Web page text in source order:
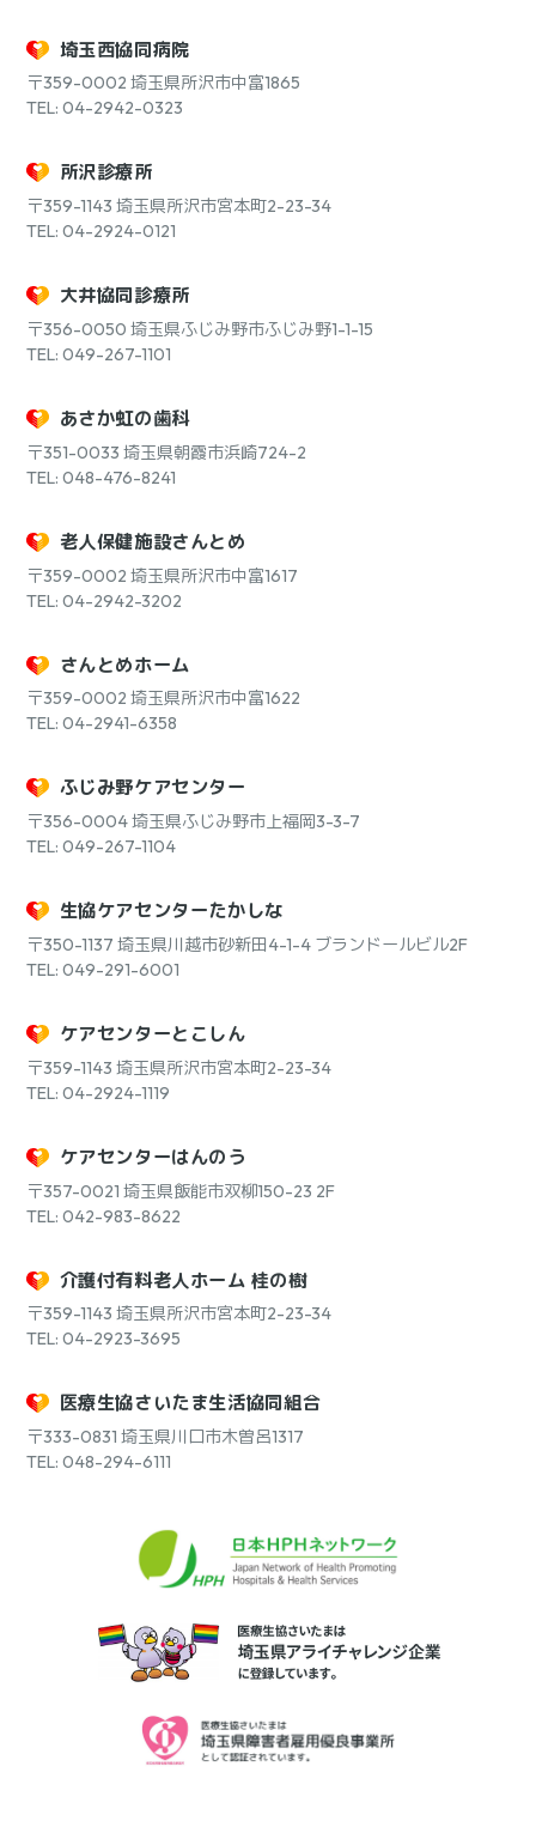
埼玉西協同病院
〒359-0002 埼玉県所沢市中富1865
TEL: 04-2942-0323
所沢診療所
〒359-1143 埼玉県所沢市宮本町2-23-34
TEL: 04-2924-0121
大井協同診療所
〒356-0050 埼玉県ふじみ野市ふじみ野1-1-15
TEL: 049-267-1101
あさか虹の歯科
〒351-0033 埼玉県朝霞市浜崎724-2
TEL: 048-476-8241
老人保健施設さんとめ
〒359-0002 埼玉県所沢市中富1617
TEL: 04-2942-3202
さんとめホーム
〒359-0002 埼玉県所沢市中富1622
TEL: 04-2941-6358
ふじみ野ケアセンター
〒356-0004埼玉県ふじみ野市上福岡3-3-7
TEL: 049-267-1104
生協ケアセンターたかしな
〒350-1137 埼玉県川越市砂新田4-1-4 ブランドールビル2F
TEL: 049-291-6001
ケアセンターとこしん
〒359-1143 埼玉県所沢市宮本町2-23-34
TEL: 04-2924-1119
ケアセンターはんのう
〒357-0021 埼玉県飯能市双柳150-23 2F
TEL: 042-983-8622
介護付有料老人ホーム 桂の樹
〒359-1143 埼玉県所沢市宮本町2-23-34
TEL: 04-2923-3695
医療生協さいたま生活協同組合
〒333-0831 埼玉県川口市木曽呂1317
TEL: 048-294-6111